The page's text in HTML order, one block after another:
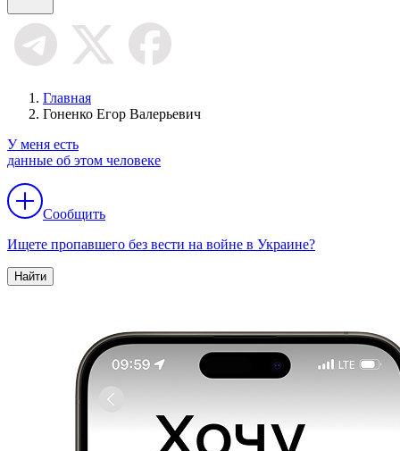
Главная
Гоненко Егор Валерьевич
У меня есть
данные об этом человеке
Сообщить
Ищете пропавшего без вести на войне в Украине?
Найти